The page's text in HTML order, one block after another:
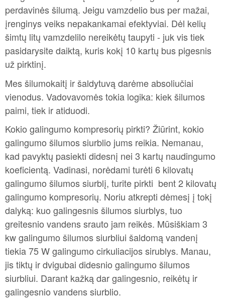
perdavinės šilumą. Jeigu vamzdelio bus per mažai,
įrenginys veiks nepakankamai efektyviai. Dėl kelių
šimtų litų vamzdelilo nereikėtų taupyti - juk vis tiek
pasidarysite daiktą, kuris kokį 10 kartų bus pigesnis
už pirktinį.
Mes šilumokaitį ir šaldytuvą darėme absoliučiai
vienodus. Vadovavomės tokia logika: kiek šilumos
paimi, tiek ir atiduodi.
Kokio galingumo kompresorių pirkti? Žiūrint, kokio
galingumo šilumos siurblio jums reikia. Nemanau,
kad pavyktų pasiekti didesnį nei 3 kartų naudingumo
koeficientą. Vadinasi, norėdami turėti 6 kilovatų
galingumo šilumos siurblį, turite pirkti bent 2 kilovatų
galingumo kompresorių. Noriu atkrepti dėmesį į tokį
dalyką: kuo galingesnis šilumos siurblys, tuo
greitesnio vandens srauto jam reikės. Mūsiškiam 3
kw galingumo šilumos siurbliui šaldomą vandenį
tiekia 75 W galingumo cirkuliacijos sirublys. Manau,
jis tiktų ir dvigubai didesnio galingumo šilumos
siurbliui. Darant kažką dar galingesnio, reikėtų ir
galingesnio vandens siurblio.